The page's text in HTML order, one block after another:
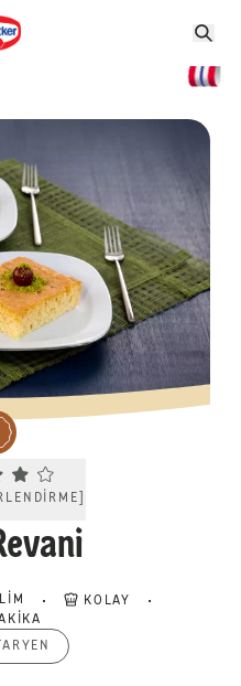
rating 4.1. Click to rate.
KOLAY